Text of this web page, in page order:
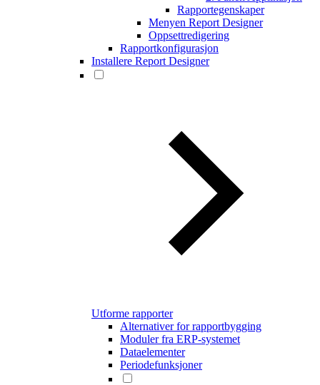
Rapportegenskaper
Menyen Report Designer
Oppsettredigering
Rapportkonfigurasjon
Installere Report Designer
Utforme rapporter
Alternativer for rapportbygging
Moduler fra ERP-systemet
Dataelementer
Periodefunksjoner